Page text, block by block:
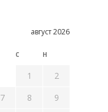
август 2026
С Н
1
2
7 8
9